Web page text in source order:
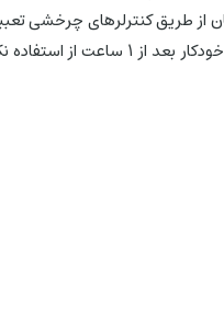
شما مهیا می‌کند. قابلیت تنظیم دما از 160 تا 230 درجه سانتیگراد و
می‌گیرد. قابلیت تنظیم ارتفاع دستگاه در 6 حالت مختلف، 160 تا 230